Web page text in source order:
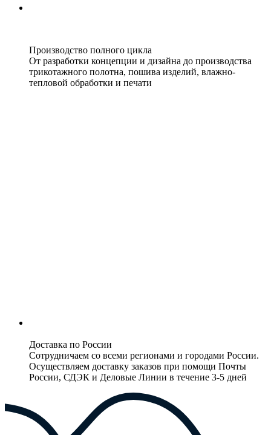
Производство полного цикла
От разработки концепции и дизайна до производства
трикотажного полотна, пошива изделий, влажно-
тепловой обработки и печати
Доставка по России
Сотрудничаем со всеми регионами и городами России.
Осуществляем доставку заказов при помощи Почты
России, СДЭК и Деловые Линии в течение 3-5 дней